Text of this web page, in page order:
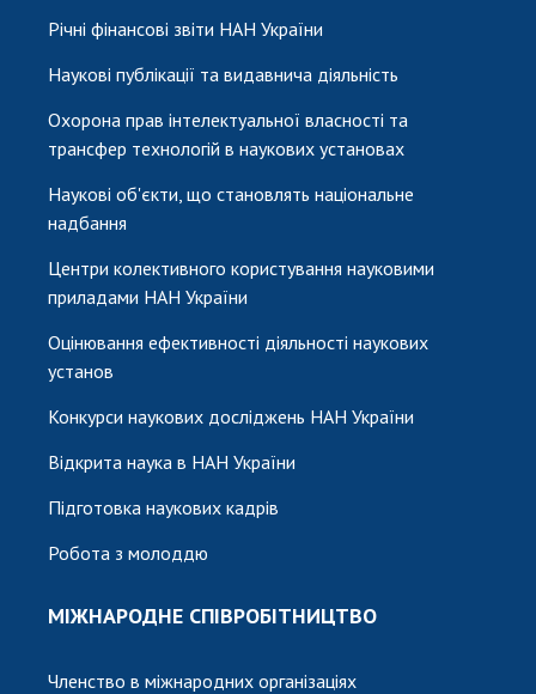
Річні фінансові звіти НАН України
Наукові публікації та видавнича діяльність
Охорона прав інтелектуальної власності та
трансфер технологій в наукових установах
Наукові об'єкти, що становлять національне
надбання
Центри колективного користування науковими
приладами НАН України
Оцінювання ефективності діяльності наукових
установ
Конкурси наукових досліджень НАН України
Відкрита наука в НАН України
Підготовка наукових кадрів
Робота з молоддю
МІЖНАРОДНЕ СПІВРОБІТНИЦТВО
Членство в міжнародних організаціях